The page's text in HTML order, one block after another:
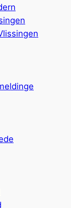
jeden
vor
in den
Nähe zu
Parks
eine